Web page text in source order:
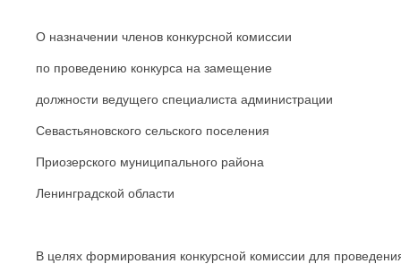
О назначении членов конкурсной комиссии
по проведению конкурса на замещение
должности ведущего специалиста администрации
Севастьяновского сельского поселения
Приозерского муниципального района
Ленинградской области
В целях формирования конкурсной комиссии для